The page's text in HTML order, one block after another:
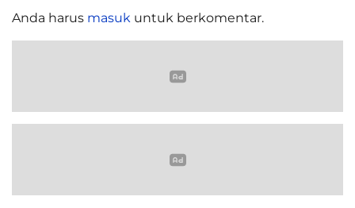
Anda harus masuk untuk berkomentar.